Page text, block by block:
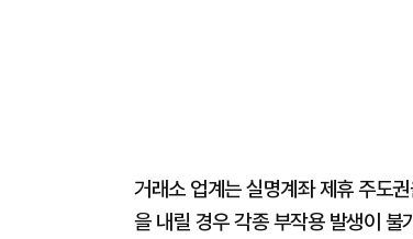
거래소 업계는 실명계좌 제휴 주도
을 내릴 경우 각종 부작용 발생이 불